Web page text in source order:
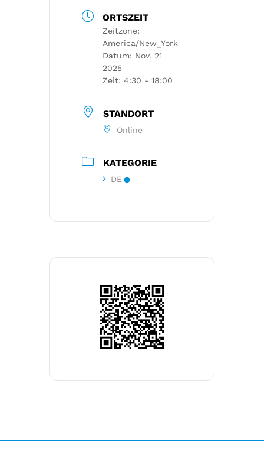
ORTSZEIT
Zeitzone:
America/New_York
Datum: Nov. 21
2025
Zeit: 4:30 - 18:00
STANDORT
Online
KATEGORIE
DE